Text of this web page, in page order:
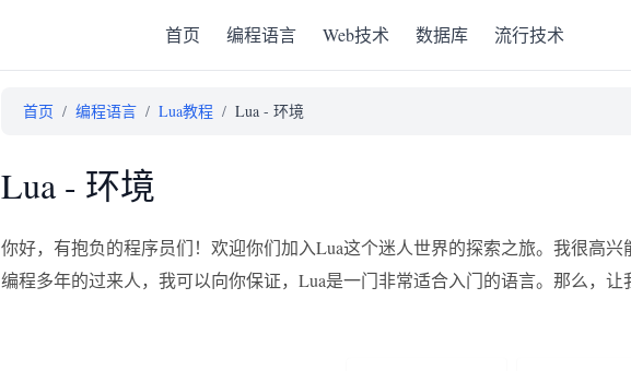
首页 编程语言 Web技术 数据库 流行技术
首页 / 编程语言 / Lua教程 / Lua - 环境
Lua - 环境
你好，有抱负的程序员们！欢迎你们加入Lua这个迷人世界的探索之旅。我很高
编程多年的过来人，我可以向你保证，Lua是一门非常适合入门的语言。那么，让